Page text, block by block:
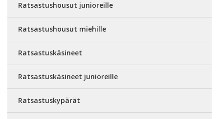
Ratsastushousut junioreille
Ratsastushousut miehille
Ratsastuskäsineet
Ratsastuskäsineet junioreille
Ratsastuskypärät